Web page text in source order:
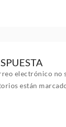
electrónico no
están